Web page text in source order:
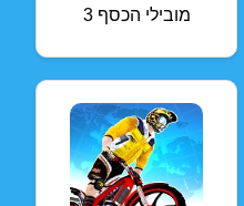
מובילי הכסף 3